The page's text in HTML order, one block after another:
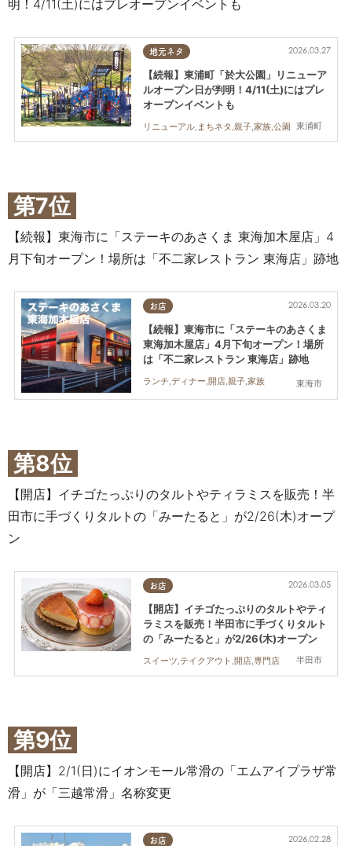
明！4/11(土)にはプレオープンイベントも
地元ネタ
東浦町
2026.03.27
【続報】東浦町「於大公園」リニューア
ルオープン日が判明！4/11(土)にはプレ
オープンイベントも
リニューアル,まちネタ,親子,家族,公園
第7位
【続報】東海市に「ステーキのあさくま 東海加木屋店」4
月下旬オープン！場所は「不二家レストラン 東海店」跡地
お店
東海市
2026.03.20
【続報】東海市に「ステーキのあさくま
東海加木屋店」4月下旬オープン！場所
は「不二家レストラン 東海店」跡地
ランチ,ディナー,開店,親子,家族
第8位
【開店】イチゴたっぷりのタルトやティラミスを販売！半
田市に手づくりタルトの「みーたると」が2/26(木)オープ
ン
お店
半田市
2026.03.05
【開店】イチゴたっぷりのタルトやティ
ラミスを販売！半田市に手づくりタルト
の「みーたると」が2/26(木)オープン
スイーツ,テイクアウト,開店,専門店
第9位
【開店】2/1(日)にイオンモール常滑の「エムアイプラザ常
滑」が「三越常滑」名称変更
お店 2026.02.28